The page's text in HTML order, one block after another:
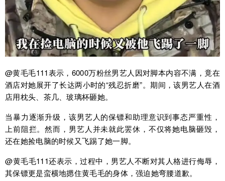
@黄毛毛111表示，6000万粉丝男艺人因对脚本内容不满，竟在
酒店对她展开了长达两小时的“残忍折磨”。期间，该男艺人在酒
店用枕头、茶几、玻璃杯砸她。
当暴力逐渐升级，该男艺人的保镖和助理意识到事态严重性，
上前阻拦。然而，男艺人并未就此罢休，不仅将她电脑砸毁，
还在她捡电脑的时候又飞踢了她一脚。
@黄毛毛111还表示，过程中，男艺人不断对其人格进行侮辱，
其保镖更是蛮横地摁住黄毛毛的身体，强迫她弯腰道歉。